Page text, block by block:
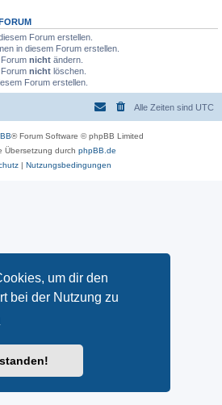
um dir den
bei der Nutzung zu
Forum erstellen.
in diesem Forum erstellen.
nicht ändern.
nicht löschen.
Forum erstellen.
Alle Zeiten sind UTC
® Forum Software © phpBB Limited
Übersetzung durch phpBB.de
| Nutzungsbedingungen